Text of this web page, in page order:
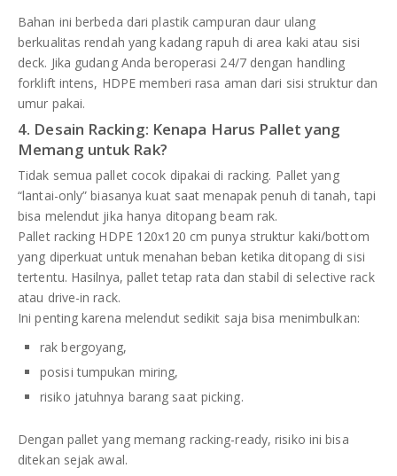
Bahan ini berbeda dari plastik campuran daur ulang
berkualitas rendah yang kadang rapuh di area kaki atau sisi
deck. Jika gudang Anda beroperasi 24/7 dengan handling
forklift intens, HDPE memberi rasa aman dari sisi struktur dan
umur pakai.
4. Desain Racking: Kenapa Harus Pallet yang
Memang untuk Rak?
Tidak semua pallet cocok dipakai di racking. Pallet yang
“lantai-only” biasanya kuat saat menapak penuh di tanah, tapi
bisa melendut jika hanya ditopang beam rak.
Pallet racking HDPE 120x120 cm punya struktur kaki/bottom
yang diperkuat untuk menahan beban ketika ditopang di sisi
tertentu. Hasilnya, pallet tetap rata dan stabil di selective rack
atau drive-in rack.
Ini penting karena melendut sedikit saja bisa menimbulkan:
rak bergoyang,
posisi tumpukan miring,
risiko jatuhnya barang saat picking.
Dengan pallet yang memang racking-ready, risiko ini bisa
ditekan sejak awal.